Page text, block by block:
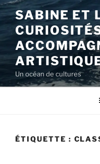
Aller
au
contenu
principal
SABINE ET
Un océan de cultures
ÉTIQUETTE :